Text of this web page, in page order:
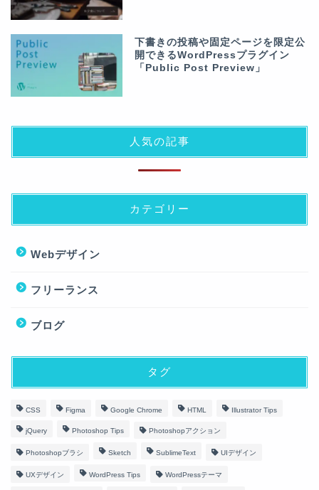
下書きの投稿や固定ページを限定公
開できるWordPressプラグイン
「Public Post Preview」
人気の記事
カテゴリー
Webデザイン
フリーランス
ブログ
タグ
CSS Figma Google Chrome HTML Illustrator Tips
jQuery Photoshop Tips Photoshopアクション
Photoshopブラシ Sketch SublimeText UIデザイン
UXデザイン WordPress Tips WordPressテーマ